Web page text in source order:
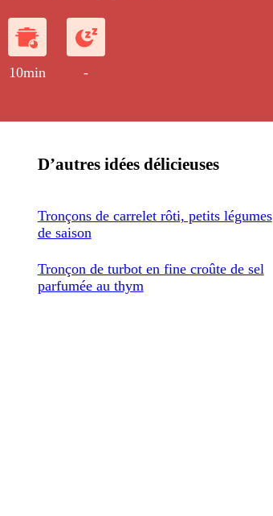
10min -
D’autres idées délicieuses
Tronçons de carrelet rôti, petits légumes
de saison
Tronçon de turbot en fine croûte de sel
parfumée au thym